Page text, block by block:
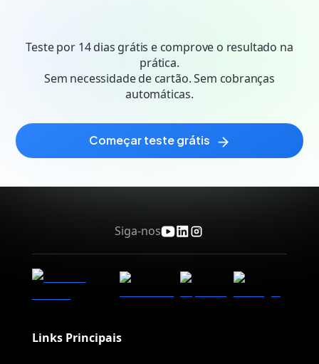
performance e inteligência artificial.
Teste por 14 dias grátis e comprove o resultado na
prática.
Sem necessidade de cartão. Sem cobranças
automáticas.
começar teste grátis
Siga-nos
Links Principais